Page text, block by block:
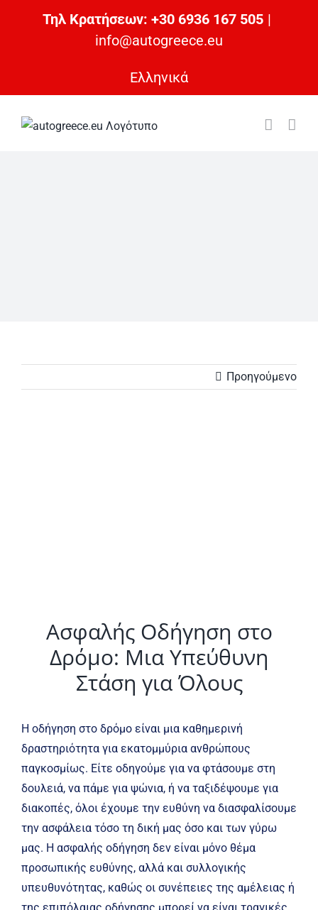
Τηλ Κρατήσεων: +30 6936 167 505 |
info@autogreece.eu
Ελληνικά
Προηγούμενο
Ασφαλής Οδήγηση στο
Δρόμο: Μια Υπεύθυνη
Στάση για Όλους
Η οδήγηση στο δρόμο είναι μια καθημερινή
δραστηριότητα για εκατομμύρια ανθρώπους
παγκοσμίως. Είτε οδηγούμε για να φτάσουμε στη
δουλειά, να πάμε για ψώνια, ή να ταξιδέψουμε για
διακοπές, όλοι έχουμε την ευθύνη να διασφαλίσουμε
την ασφάλεια τόσο τη δική μας όσο και των γύρω
μας. Η ασφαλής οδήγηση δεν είναι μόνο θέμα
προσωπικής ευθύνης, αλλά και συλλογικής
υπευθυνότητας, καθώς οι συνέπειες της αμέλειας ή